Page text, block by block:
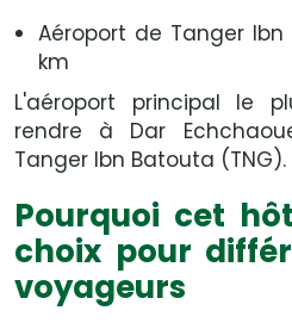
Aéroport de Tanger Ibn
km
L'aéroport principal le
rendre à Dar
Tanger Ibn Batouta (TNG).
Pourquoi cet
choix pour
voyageurs